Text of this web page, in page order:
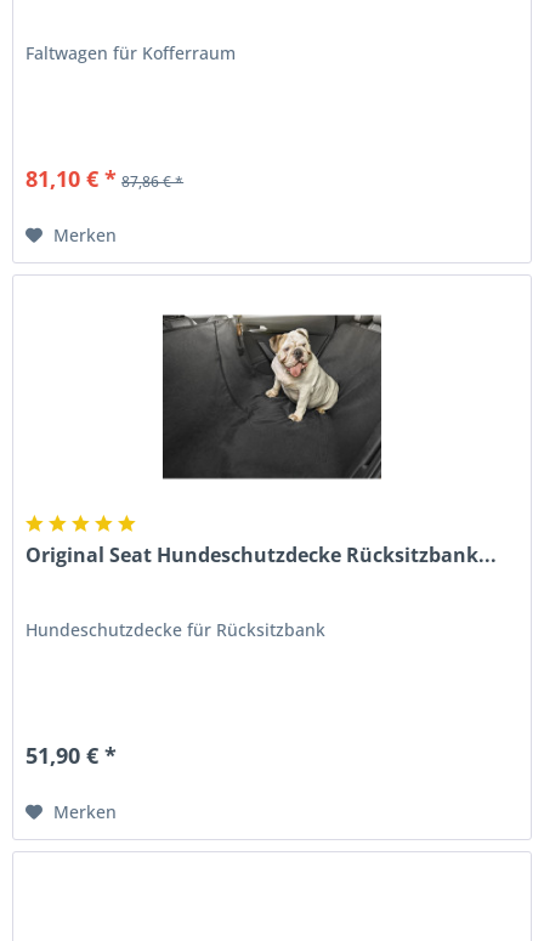
Faltwagen für Kofferraum
81,10 € * 87,86 € *
Merken
Original Seat Hundeschutzdecke Rücksitzbank...
Hundeschutzdecke für Rücksitzbank
51,90 € *
Merken